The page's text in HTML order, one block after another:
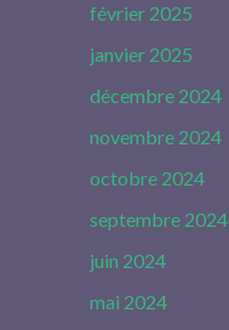
février 2025
janvier 2025
décembre 2024
novembre 2024
octobre 2024
septembre 2024
juin 2024
mai 2024